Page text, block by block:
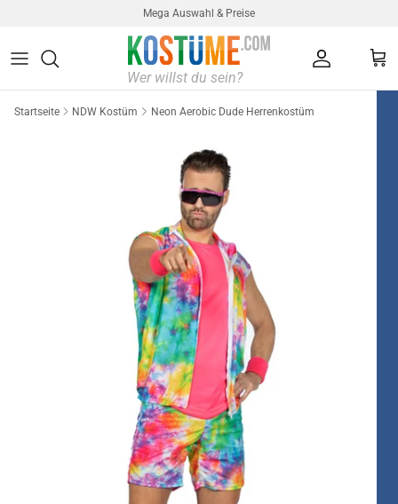
Mega Auswahl & Preise
Startseite NDW Kostüm Neon Aerobic Dude Herrenkostüm